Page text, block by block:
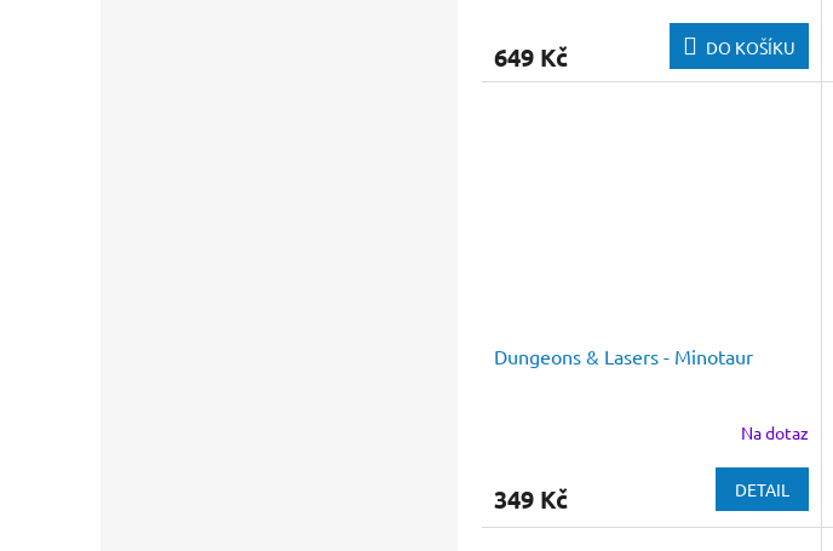
649 Kč DO KOŠÍKU
Dungeons & Lasers - Minotaur
Na dotaz
349 Kč DETAIL